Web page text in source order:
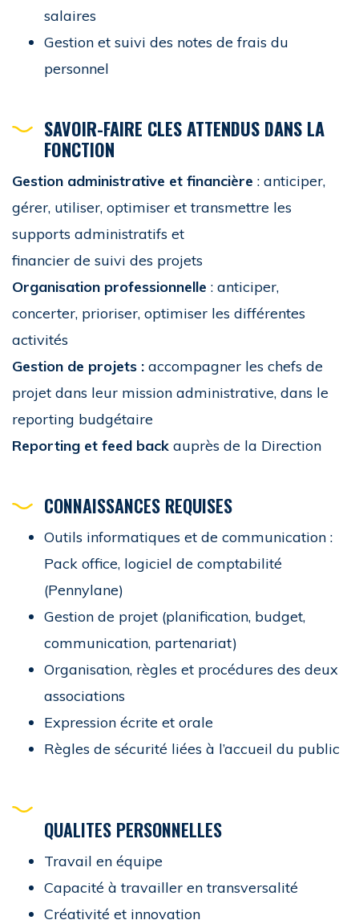
salaires
Gestion et suivi des notes de frais du
personnel
SAVOIR-FAIRE CLESATTENDUS DANS LA
FONCTION
Gestion administrative et financière : anticiper,
gérer, utiliser, optimiser et transmettre les
supports administratifs et
financier de suivi des projets
Organisation professionnelle : anticiper,
concerter, prioriser, optimiser les différentes
activités
Gestion de projets : accompagner les chefs de
projet dans leur mission administrative, dans le
reporting budgétaire
Reporting et feed back auprès de la Direction
CONNAISSANCES REQUISES
Outils informatiques et de communication :
Pack office, logiciel de comptabilité
(Pennylane)
Gestion de projet (planification, budget,
communication, partenariat)
Organisation, règles et procédures des deux
associations
Expression écrite et orale
Règles de sécurité liées à l’accueil du public
QUALITES PERSONNELLES
Travail en équipe
Capacité à travailler en transversalité
Créativité et innovation